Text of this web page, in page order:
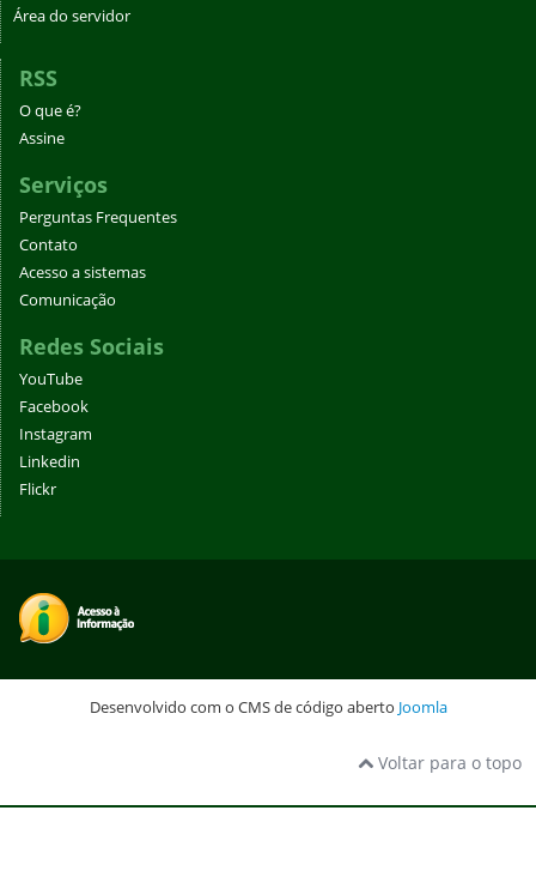
Área do servidor
RSS
O que é?
Assine
Serviços
Perguntas Frequentes
Contato
Acesso a sistemas
Comunicação
Redes Sociais
YouTube
Facebook
Instagram
Linkedin
Flickr
Desenvolvido com o CMS de código aberto Joomla
Voltar para o topo